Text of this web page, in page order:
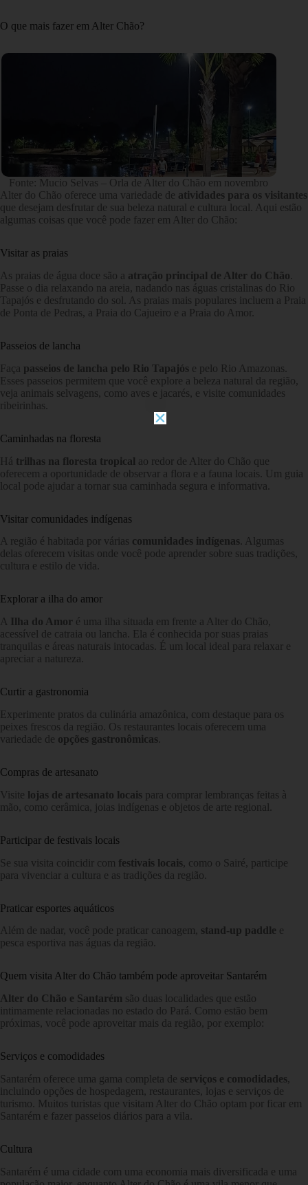
O que mais fazer em Alter Chão?
Fonte: Mucio Selvas – Orla de Alter do Chão em novembro
Alter do Chão oferece uma variedade de atividades para os visitantes
que desejam desfrutar de sua beleza natural e cultura local. Aqui estão
algumas coisas que você pode fazer em Alter do Chão:
Visitar as praias
As praias de água doce são a atração principal de Alter do Chão
Passe o dia relaxando na areia, nadando nas águas cristalinas do Rio
Tapajós e desfrutando do sol. As praias mais populares incluem a Praia
de Ponta de Pedras, a Praia do Cajueiro e a Praia do Amor.
Passeios de lancha
Faça passeios de lancha pelo Rio Tapajós e pelo Rio Amazonas.
Esses passeios permitem que você explore a beleza natural da região,
veja animais selvagens, como aves e jacarés, e visite comunidades
ribeirinhas.
Caminhadas na floresta
Há trilhas na floresta tropical ao redor de Alter do Chão que
oferecem a oportunidade de observar a flora e a fauna locais. Um guia
local pode ajudar a tornar sua caminhada segura e informativa.
Visitar comunidades indígenas
A região é habitada por várias comunidades indígenas . Algumas
delas oferecem visitas onde você pode aprender sobre suas tradições,
cultura e estilo de vida.
Explorar a ilha do amor
A Ilha do Amor é uma ilha situada em frente a Alter do Chão,
acessível de catraia ou lancha. Ela é conhecida por suas praias
tranquilas e áreas naturais intocadas. É um local ideal para relaxar e
apreciar a natureza.
Curtir a gastronomia
Experimente pratos da culinária amazônica, com destaque para os
peixes frescos da região. Os restaurantes locais oferecem uma
variedade de opções gastronômicas
Compras de artesanato
Visite lojas de artesanato locais para comprar lembranças feitas à
mão, como cerâmica, joias indígenas e objetos de arte regional.
Participar de festivais locais
Se sua visita coincidir com festivais locais , como o Sairé, participe
para vivenciar a cultura e as tradições da região.
Praticar esportes aquáticos
Além de nadar, você pode praticar canoagem, stand-up paddle e
pesca esportiva nas águas da região.
Quem visita Alter do Chão também pode aproveitar Santarém
Alter do Chão e Santarém são duas localidades que estão
intimamente relacionadas no estado do Pará. Como estão bem
próximas, você pode aproveitar mais da região, por exemplo:
Serviços e comodidades
Santarém oferece uma gama completa de serviços e comodidades
incluindo opções de hospedagem, restaurantes, lojas e serviços de
turismo. Muitos turistas que visitam Alter do Chão optam por ficar em
Santarém e fazer passeios diários para a vila.
Cultura
Santarém é uma cidade com uma economia mais diversificada e uma